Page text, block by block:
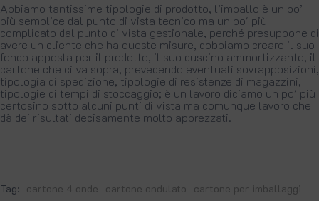
Abbiamo tantissime tipologie di prodotto, l’imballo è un po’
più semplice dal punto di vista tecnico ma un po' più
complicato dal punto di vista gestionale, perché presuppone di
avere un cliente che ha queste misure, dobbiamo creare il suo
fondo apposta per il prodotto, il suo cuscino ammortizzante, il
cartone che ci va sopra, prevedendo eventuali sovrapposizioni,
tipologia di spedizione, tipologie di resistenze di magazzini,
tipologie di tempi di stoccaggio; è un lavoro diciamo un po' più
certosino sotto alcuni punti di vista ma comunque lavoro che
dà dei risultati decisamente molto apprezzati.
Tag: cartone 4 onde cartone ondulato
cartone per imballaggi